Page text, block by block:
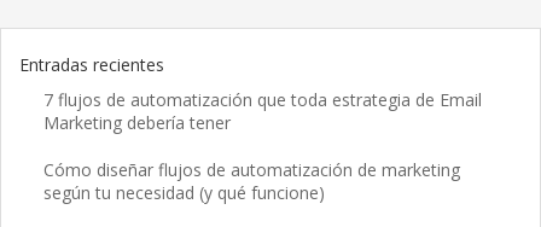
Entradas recientes
7 flujos de automatización que toda estrategia de Email
Marketing debería tener
Cómo diseñar flujos de automatización de marketing
según tu necesidad (y qué funcione)